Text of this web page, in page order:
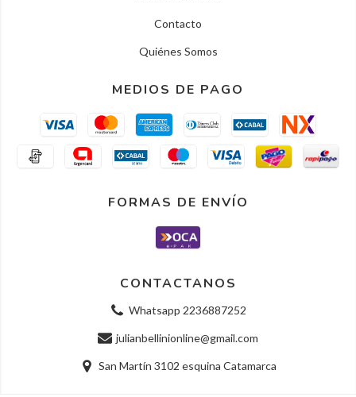
Contacto
Quiénes Somos
MEDIOS DE PAGO
FORMAS DE ENVÍO
CONTACTANOS
Whatsapp 2236887252
julianbellinionline@gmail.com
San Martín 3102 esquina Catamarca